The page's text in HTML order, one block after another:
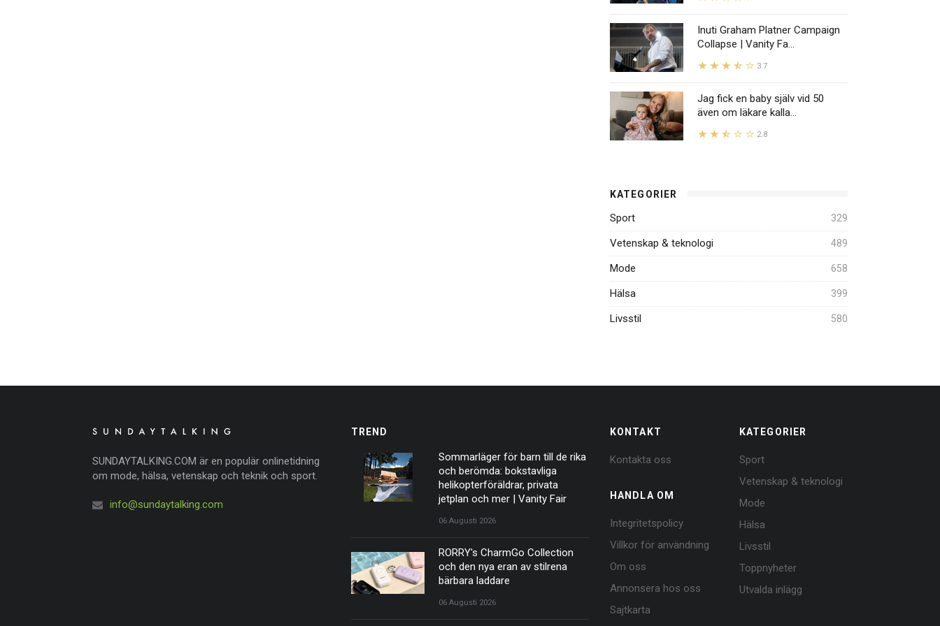
Inuti Graham Platner Campaign
Collapse | Vanity Fa...
3.7
Jag fick en baby själv vid 50
även om läkare kalla...
2.8
KATEGORIER
Sport 329
Vetenskap & teknologi 489
Mode 658
Hälsa 399
Livsstil 580
SUNDAYTALKING.COM är en populär onlinetidning
om mode, hälsa, vetenskap och teknik och sport.
info@sundaytalking.com
TREND
Sommarläger för barn till de rika
och berömda: bokstavliga
helikopterföräldrar, privata
jetplan och mer | Vanity Fair
06 Augusti 2026
RORRY's CharmGo Collection
och den nya eran av stilrena
bärbara laddare
06 Augusti 2026
KONTAKT
Kontakta oss
HANDLA OM
Integritetspolicy
Villkor för användning
Om oss
Annonsera hos oss
Sajtkarta
KATEGORIER
Sport
Vetenskap & teknologi
Mode
Hälsa
Livsstil
Toppnyheter
Utvalda inlägg